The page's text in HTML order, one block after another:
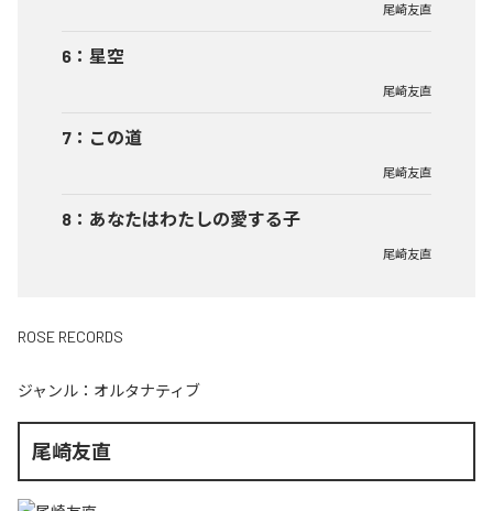
尾崎友直
6 ： 星空
尾崎友直
7 ： この道
尾崎友直
8 ： あなたはわたしの愛する子
尾崎友直
ROSE RECORDS
ジャンル： オルタナティブ
尾崎友直